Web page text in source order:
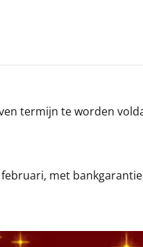
termijn te worden
met